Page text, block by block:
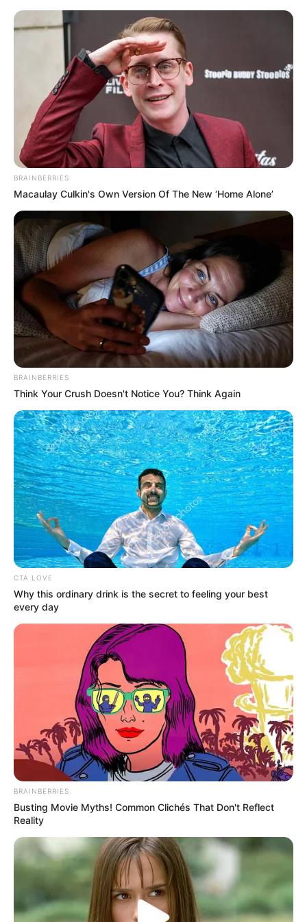
INSPIRASI
INSPIRASI
Bisa untuk Segala Acara, 10 Ide
BRAINBERRIES
Macaulay Culkin's Own Version Of The New ‘Home Alone’
BRAINBERRIES
Think Your Crush Doesn't Notice You? Think Again
CTA LOVE
Why this ordinary drink is the secret to feeling your best
every day
BRAINBERRIES
Busting Movie Myths! Common Clichés That Don't Reflect
Reality